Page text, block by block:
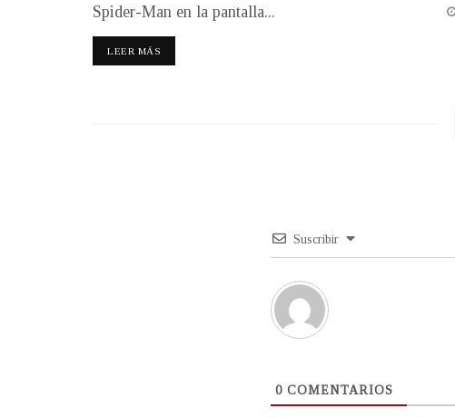
Spider-Man en la pantalla...
LEER MÁS
Suscribir
0 COMENTARIOS